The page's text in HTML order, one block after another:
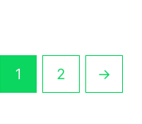
1 2 →